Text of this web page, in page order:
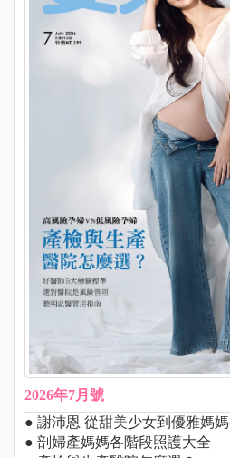
2026年7月號
● 謝沛恩 從甜美少女到優雅媽媽
● 剖婦產媽媽各階段照護大全